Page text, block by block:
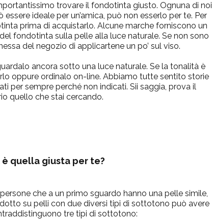
trovare il fondotinta giusto. Ognuna di noi
ideale per un’amica, può non esserlo per te. Per
prima di acquistarlo. Alcune marche forniscono un
fondotinta sulla pelle alla luce naturale. Se non sono
del negozio di applicartene un po’ sul viso.
ancora sotto una luce naturale. Se la tonalità è
oppure ordinalo on-line. Abbiamo tutte sentito storie
per sempre perché non indicati. Sii saggia, prova il
quello che stai cercando.
quella giusta per te?
che a un primo sguardo hanno una pelle simile,
su pelli con due diversi tipi di sottotono può avere
tre tipi di sottotono: